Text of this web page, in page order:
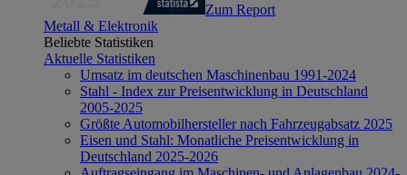
Zum Report
Metall & Elektronik
Beliebte Statistiken
Aktuelle Statistiken
Umsatz im deutschen Maschinenbau 1991-2024
Stahl - Index zur Preisentwicklung in Deutschland
2005-2025
Größte Automobilhersteller nach Fahrzeugabsatz 2025
Eisen und Stahl: Monatliche Preisentwicklung in
Deutschland 2025-2026